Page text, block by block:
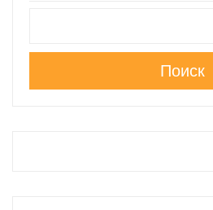
Поиск